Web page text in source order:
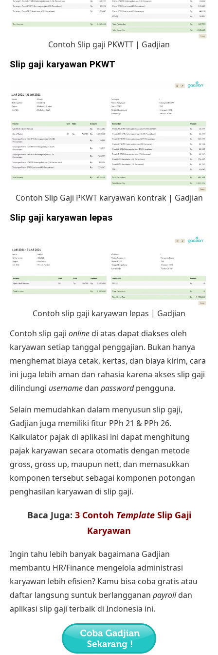
Contoh Slip gaji PKWTT | Gadjian
Slip gaji karyawan PKWT
Contoh Slip Gaji PKWT karyawan kontrak | Gadjian
Slip gaji karyawan lepas
Contoh slip gaji karyawan lepas | Gadjian
Contoh slip gaji online di atas dapat diakses oleh
karyawan setiap tanggal penggajian. Bukan hanya
menghemat biaya cetak, kertas, dan biaya kirim, cara
ini juga lebih aman dan rahasia karena akses slip gaji
dilindungi username dan passwordpengguna.
Selain memudahkan dalam menyusun slip gaji,
Gadjian juga memiliki fitur PPh 21 & PPh 26.
Kalkulator pajak di aplikasi ini dapat menghitung
pajak karyawan secara otomatis dengan metode
gross, gross up, maupun nett, dan memasukkan
komponen tersebut sebagai komponen potongan
penghasilan karyawan di slip gaji.
Baca Juga: 3 Contoh TemplateSlip Gaji
Karyawan
Ingin tahu lebih banyak bagaimana Gadjian
membantu HR/Finance mengelola administrasi
karyawan lebih efisien? Kamu bisa coba gratis atau
daftar langsung suntuk berlangganan payrolldan
aplikasi slip gaji terbaik di Indonesia ini.